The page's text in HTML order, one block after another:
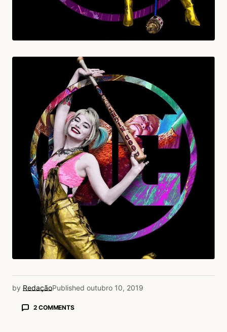
by RedaçãoPublished outubro 10, 2019
2 COMMENTS